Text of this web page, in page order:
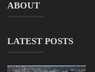
ABOUT
LATEST POSTS